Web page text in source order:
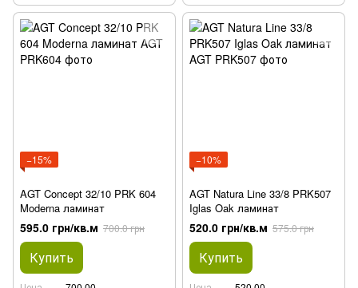
−15%
AGT Concept 32/10 PRK 604
Moderna ламинат
595.0 грн/кв.м 700.0 грн
Купить
−10%
AGT Natura Line 33/8 PRK507
Iglas Oak ламинат
520.0 грн/кв.м 575.0 грн
Купить